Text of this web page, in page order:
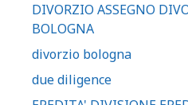
DIVORZIO ASSEGNO
BOLOGNA
divorzio bologna
due diligence